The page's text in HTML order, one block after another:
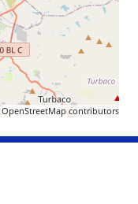
OpenStreetMapcontributors